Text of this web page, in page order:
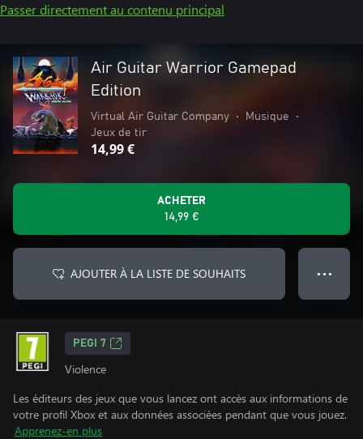
Passer directement au contenu principal
Air Guitar Warrior Gamepad
Edition
Virtual Air Guitar Company • Musique
•
Jeux de tir
14,99 €
ACHETER
14,99 €
AJOUTER À LA LISTE DE SOUHAITS ● ● ●
PEGI 7
Violence
Les éditeurs des jeux que vous lancez ont accès aux informations de
votre profil Xbox et aux données associées pendant que vous jouez.
Apprenez-en plus